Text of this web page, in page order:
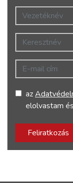
Vezetéknév
Keresztnév
E-mail cím
az
elolvastam
Feliratkozás